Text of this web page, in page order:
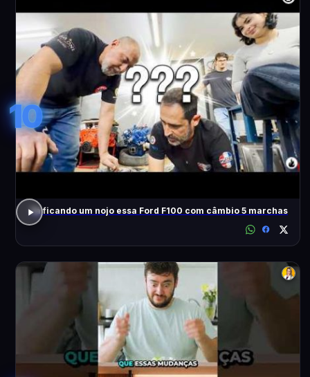
10
Tá ficando um nojo essa Ford F100 com câmbio 5 marchas